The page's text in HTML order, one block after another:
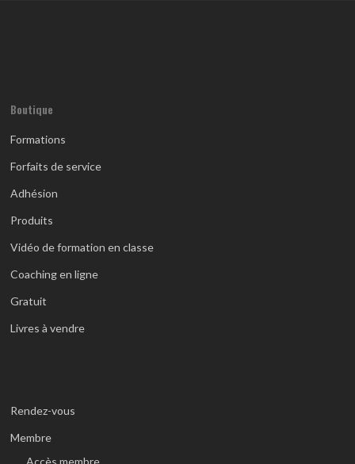
Boutique
Formations
Forfaits de service
Adhésion
Produits
Vidéo de formation en classe
Coaching en ligne
Gratuit
Livres à vendre
Rendez-vous
Membre
Accès membre